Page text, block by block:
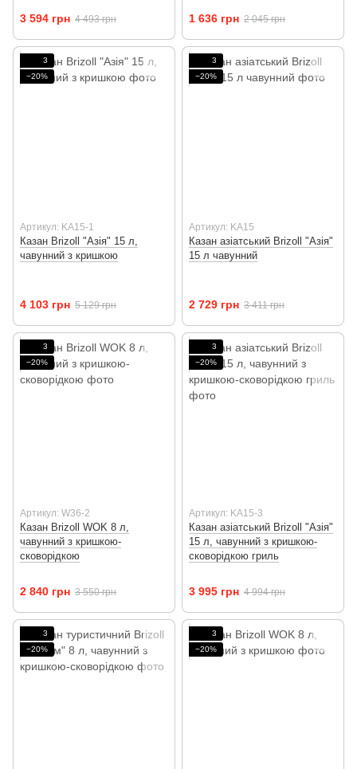
3 594 грн 4 493 грн 1 636 грн 2 045 грн
3
−20%
Артикул: KA15-1
Казан Brizoll "Азія" 15 л,
чавунний з кришкою
4 103 грн 5 129 грн
3
−20%
Артикул: KA15
Казан азіатський Brizoll "Азія"
15 л чавунний
2 729 грн 3 411 грн
3
−20%
Артикул: W36-2
Казан Brizoll WOK 8 л,
чавунний з кришкою-
сковорідкою
2 840 грн 3 550 грн
3
−20%
Артикул: KA15-3
Казан азіатський Brizoll "Азія"
15 л, чавунний з кришкою-
сковорідкою гриль
3 995 грн 4 994 грн
3
−20%
3
−20%